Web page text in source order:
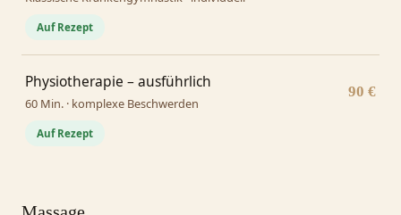
Auf Rezept
Physiotherapie – ausführlich
60 Min. · komplexe Beschwerden
90 €
Auf Rezept